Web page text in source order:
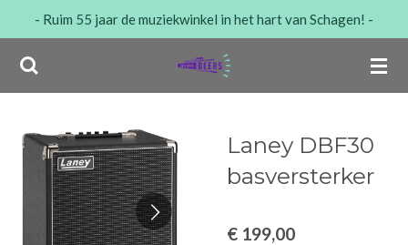
naar
de
- Ruim 55 jaar de muziekwinkel in het hart van Schagen! -
Laney DBF30
basversterker
€ 199,00